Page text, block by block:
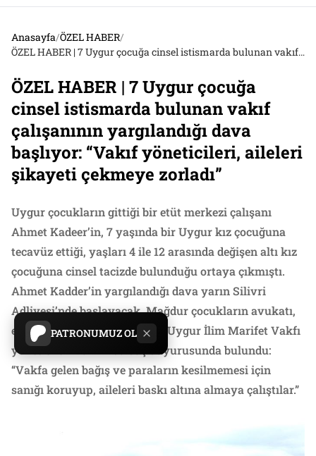
PATRONUMUZ OL
Anasayfa/ÖZEL HABER/
ÖZEL HABER | 7 Uygur çocuğa cinsel istismarda bulunan vakıf çalışanının yargılandığı dava başlıyor: “Vakıf yöneticileri, aileleri şikayeti çekmeye zorladı”
ÖZEL HABER | 7 Uygur çocuğa
cinsel istismarda bulunan vakıf
çalışanının yargılandığı dava
başlıyor: “Vakıf yöneticileri, aileleri
şikayeti çekmeye zorladı”
Uygur çocukların gittiği bir etüt merkezi çalışanı
Ahmet Kadeer’in, 7 yaşında bir Uygur kız çocuğuna
tecavüz ettiği, yaşları 4 ile 12 arasında değişen altı kız
çocuğuna cinsel tacizde bulunduğu ortaya çıkmıştı.
Ahmet Kadder’in yargılandığı dava yarın Silivri
Adliyesi’nde başlayacak. Mağdur çocukların avukatı,
etüt merkezinin bağlı olduğu Uygur İlim Marifet Vakfı
yöneticileri hakkında suç duyurusunda bulundu:
“Vakfa gelen bağış ve paraların kesilmemesi için
sanığı koruyup, aileleri baskı altına almaya çalıştılar.”